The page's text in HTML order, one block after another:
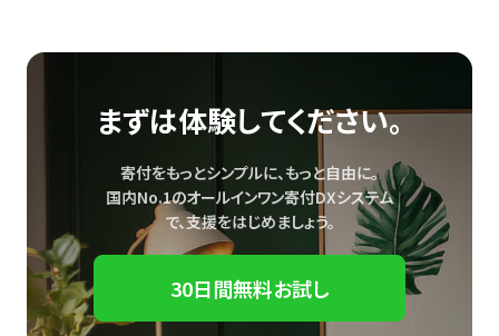
まずは体験してください。
寄付をもっとシンプルに、もっと自由に。
国内No.1のオールインワン寄付DXシステム
で、支援をはじめましょう。
30日間無料お試し